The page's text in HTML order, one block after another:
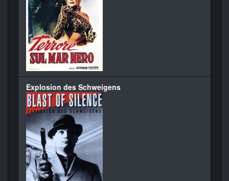
Explosion des Schweigens